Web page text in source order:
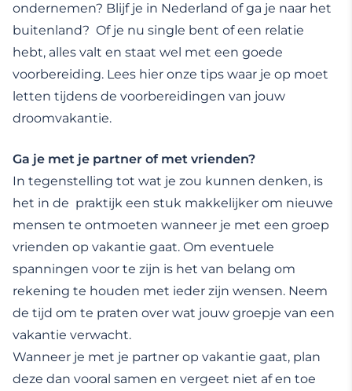
ondernemen? Blijf je in Nederland of ga je naar het
buitenland? Of je nu single bent of een relatie
hebt, alles valt en staat wel met een goede
voorbereiding. Lees hier onze tips waar je op moet
letten tijdens de voorbereidingen van jouw
droomvakantie.
Ga je met je partner of met vrienden?
In tegenstelling tot wat je zou kunnen denken, is
het in de praktijk een stuk makkelijker om nieuwe
mensen te ontmoeten wanneer je met een groep
vrienden op vakantie gaat. Om eventuele
spanningen voor te zijn is het van belang om
rekening te houden met ieder zijn wensen. Neem
de tijd om te praten over wat jouw groepje van een
vakantie verwacht.
Wanneer je met je partner op vakantie gaat, plan
deze dan vooral samen en vergeet niet af en toe